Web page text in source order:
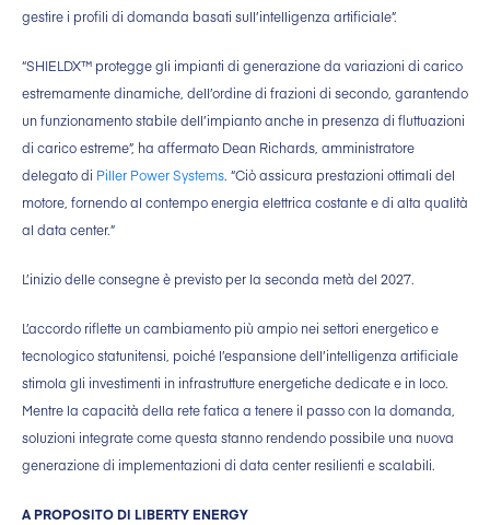
gestire i profili di domanda basati sull’intelligenza artificiale”.
“SHIELDX™ protegge gli impianti di generazione da variazioni di carico
estremamente dinamiche, dell’ordine di frazioni di secondo, garantendo
un funzionamento stabile dell’impianto anche in presenza di fluttuazioni
di carico estreme”, ha affermato Dean Richards, amministratore
delegato di Piller Power Systems. “Ciò assicura prestazioni ottimali del
motore, fornendo al contempo energia elettrica costante e di alta qualità
al data center.”
L’inizio delle consegne è previsto per la seconda metà del 2027.
L’accordo riflette un cambiamento più ampio nei settori energetico e
tecnologico statunitensi, poiché l’espansione dell’intelligenza artificiale
stimola gli investimenti in infrastrutture energetiche dedicate e in loco.
Mentre la capacità della rete fatica a tenere il passo con la domanda,
soluzioni integrate come questa stanno rendendo possibile una nuova
generazione di implementazioni di data center resilienti e scalabili.
A PROPOSITO DI LIBERTY ENERGY